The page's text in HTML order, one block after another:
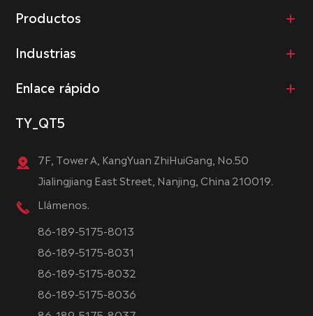
Productos
Industrias
Enlace rápido
TY_QT5
7F, Tower A, KangYuan ZhiHuiGang, No.50
Jialingjiang East Street, Nanjing, China 210019.
Llámenos.
86-189-5175-8013
86-189-5175-8031
86-189-5175-8032
86-189-5175-8036